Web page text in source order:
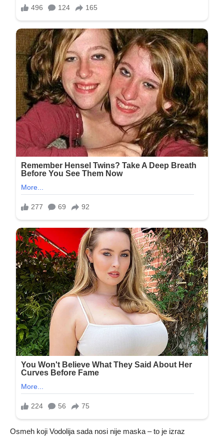
Osmeh koji Vodolija sada nosi nije maska – to je izraz